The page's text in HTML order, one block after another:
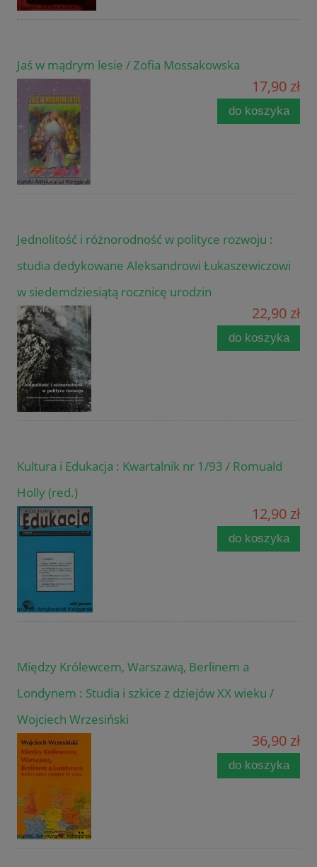
Jaś w mądrym lesie / Zofia Mossakowska
17,90 zł
do koszyka
Jednolitość i różnorodność w polityce rozwoju :
studia dedykowane Aleksandrowi Łukaszewiczowi
w siedemdziesiątą rocznicę urodzin
22,90 zł
do koszyka
Kultura i Edukacja : Kwartalnik nr 1/93 / Romuald
Holly (red.)
12,90 zł
do koszyka
Między Królewcem, Warszawą, Berlinem a
Londynem : Studia i szkice z dziejów XX wieku /
Wojciech Wrzesiński
36,90 zł
do koszyka